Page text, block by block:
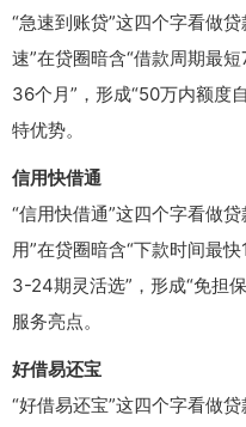
“急速到账贷”这四个字看做
速”在贷圈暗含“借款周期最
36个月”，形成“50万内额度
特优势。
信用快借通
“信用快借通”这四个字看做
用”在贷圈暗含“下款时间最
3-24期灵活选”，形成“免担
服务亮点。
好借易还宝
“好借易还宝”这四个字看做